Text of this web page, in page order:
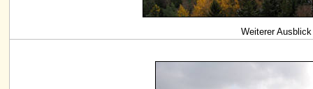
Weiterer